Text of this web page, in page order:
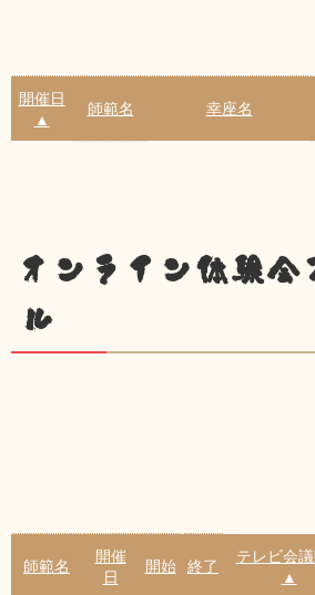
開催日
▲
師範名 幸座名
オンライン体験会
ル
師範名
開催
日
開始 終了
テレビ会議
▲